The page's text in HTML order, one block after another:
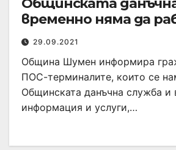
Общинската
временно няма да
29.09.2021
Община Шумен информира
ПОС-терминалите, които се
Общинската данъчна служба и
информация и услуги,…